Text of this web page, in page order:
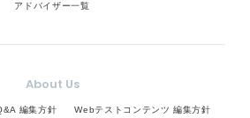
アドバイザー一覧
About Us
編集方針 Webテストコンテンツ 編集方針